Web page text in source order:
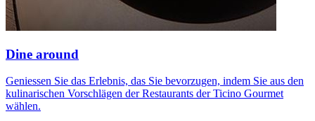
Dine around
Geniessen Sie das Erlebnis, das Sie bevorzugen, indem Sie aus den
kulinarischen Vorschlägen der Restaurants der Ticino Gourmet
wählen.